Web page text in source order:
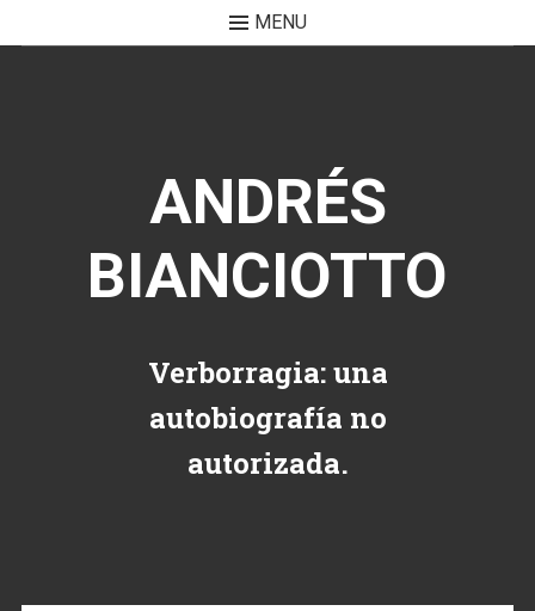
MENU
ANDRÉS
BIANCIOTTO
Verborragia: una
autobiografía no
autorizada.